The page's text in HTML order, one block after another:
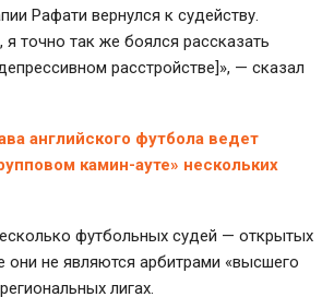
Рафати вернулся к судейству.
я точно так же боялся рассказать
расстройстве]», — сказал
английского футбола ведет
камин-ауте» нескольких
футбольных судей — открытых
они не являются арбитрами «высшего
лигах.